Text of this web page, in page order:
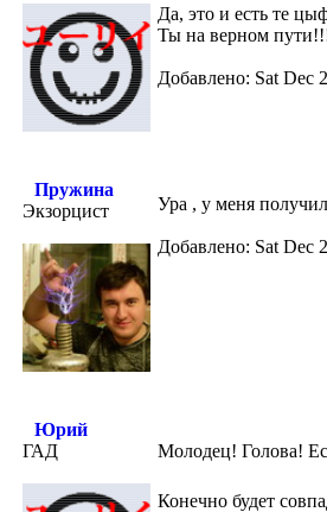
Да, это и есть те
Ты на верном
Добавлено: Sat Dec
Пружина
Экзорцист
Ура , у меня
Добавлено: Sat Dec
Юрий
ГАД
Молодец! Голова!
Конечно будет